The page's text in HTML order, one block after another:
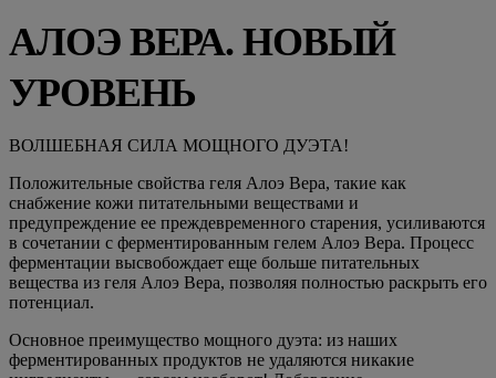
АЛОЭ ВЕРА. НОВЫЙ
УРОВЕНЬ
ВОЛШЕБНАЯ СИЛА МОЩНОГО ДУЭТА!
Положительные свойства геля Алоэ Вера, такие как
снабжение кожи питательными веществами и
предупреждение ее преждевременного старения, усиливаются
в сочетании с ферментированным гелем Алоэ Вера. Процесс
ферментации высвобождает еще больше питательных
вещества из геля Алоэ Вера, позволяя полностью раскрыть его
потенциал.
Основное преимущество мощного дуэта: из наших
ферментированных продуктов не удаляются никакие